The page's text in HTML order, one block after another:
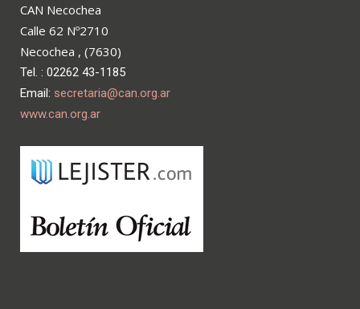
CAN Necochea
Calle 62 Nº2710
Necochea , (7630)
Tel. : 02262 43-1185
Email: secretaria@can.org.ar
www.can.org.ar